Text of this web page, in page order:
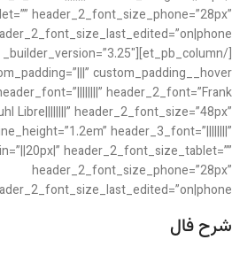
header_2_font_size_phone=”28px”
_builder_version=”3.25″
header_2_font=”Frank
Libre||||||||” header_2_font_size=”48px”
header_3_font=”||||||||”
header_2_font_size_tablet=””
header_2_font_size_phone=”28px”
شرح فال